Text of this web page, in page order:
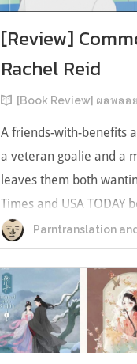
[Review]
Rachel Reid
[Book Review] ผลพลอยได้จากอาการ
A friends-with-benefits
a veteran goalie and a
leaves them both
Times and USA TODAY
Rachel Reid. เป็นเรื่องล
Changer และเป็นเล่มที่
ที่สุดลำดับเรื่องกับลำดับ
Parntranslation